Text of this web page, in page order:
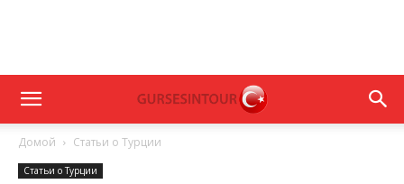
Домой Статьи о Турции
Статьи о Турции